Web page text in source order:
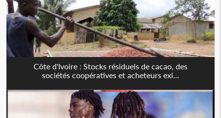
Côte d'Ivoire : Stocks résiduels de cacao, des
sociétés coopératives et acheteurs exi...